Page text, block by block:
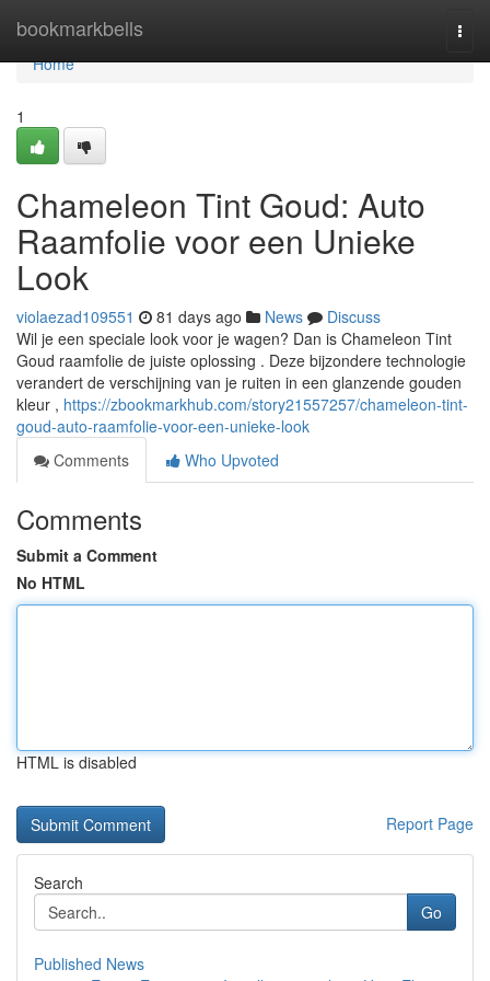
bookmarkbells
Home
Home
1
Chameleon Tint Goud: Auto
Raamfolie voor een Unieke
Look
violaezad109551 81 days ago News
Discuss
Wil je een speciale look voor je wagen? Dan is Chameleon Tint
Goud raamfolie de juiste oplossing . Deze bijzondere technologie
verandert de verschijning van je ruiten in een glanzende gouden
kleur , https://zbookmarkhub.com/story21557257/chameleon-tint-
goud-auto-raamfolie-voor-een-unieke-look
Comments
Who Upvoted
Comments
Submit a Comment
No HTML
HTML is disabled
Report Page
Search
Go
Published News